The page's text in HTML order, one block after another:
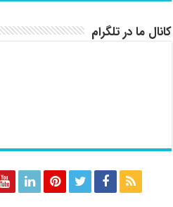
کانال ما در تلگرام